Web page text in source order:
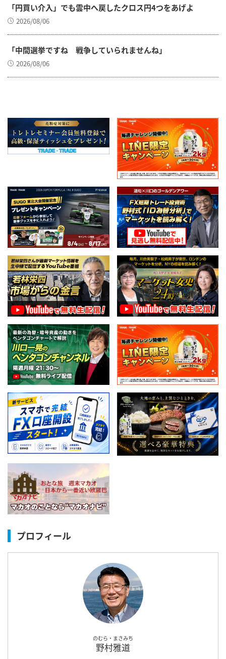
「円買い介入」でも雲中へ戻したクロス円4つをあげよ
2026/08/06
「中間選挙ですね 戦争していられませんね」
2026/08/06
プロフィール
のむら・まさみち
野村雅道